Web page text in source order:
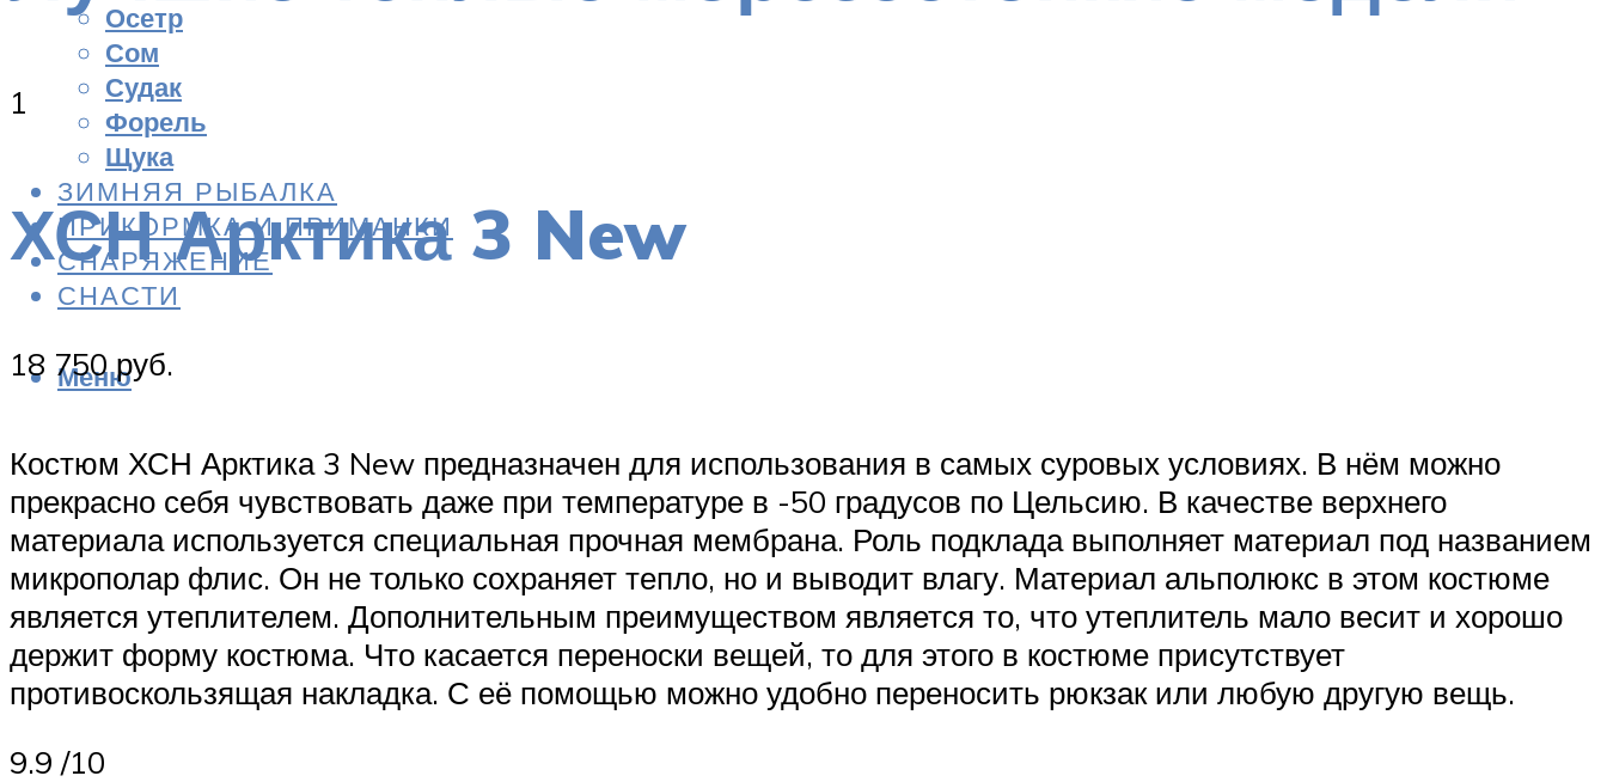
Осетр
Сом
Судак
Форель
Щука
ЗИМНЯЯ РЫБАЛКА
ПРИКОРМКА И ПРИМАНКИ
СНАРЯЖЕНИЕ
СНАСТИ
Меню
1
ХСН Арктика 3 New
18 750 руб.
Костюм ХСН Арктика 3 New предназначен для использования в самых суровых условиях. В нём можно
прекрасно себя чувствовать даже при температуре в -50 градусов по Цельсию. В качестве верхнего
материала используется специальная прочная мембрана. Роль подклада выполняет материал под названием
микрополар флис. Он не только сохраняет тепло, но и выводит влагу. Материал альполюкс в этом костюме
является утеплителем. Дополнительным преимуществом является то, что утеплитель мало весит и хорошо
держит форму костюма. Что касается переноски вещей, то для этого в костюме присутствует
противоскользящая накладка. С её помощью можно удобно переносить рюкзак или любую другую вещь.
9.9 /10